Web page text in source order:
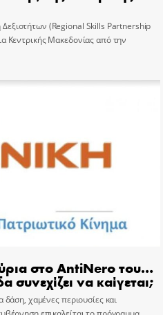
(Regional Skills Partnership
Κεντρικής Μακεδονίας από την
στο AntiNero του…
συνεχίζει να καίγεται;
δάση, χαμένες περιουσίες και